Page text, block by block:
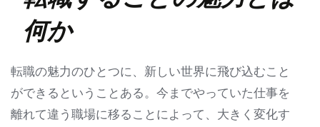
何か
転職の魅力のひとつに、新しい世界に飛び込むこと
ができるということある。今までやっていた仕事を
離れて違う職場に移ることによって、大きく変化す